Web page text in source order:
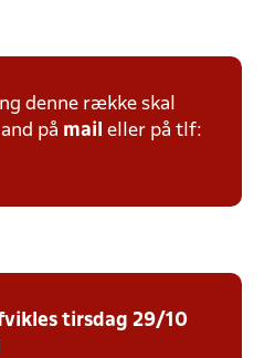
denne række skal
på mail eller på tlf:
tirsdag 29/10